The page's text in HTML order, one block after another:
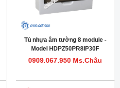
Tủ nhựa âm tường 8 module -
Model HDPZ50PR8IP30F
0909.067.950 Ms.Châu